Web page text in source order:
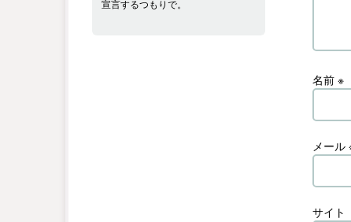
名前 ※
メール
サイト
宣言するつもりで。